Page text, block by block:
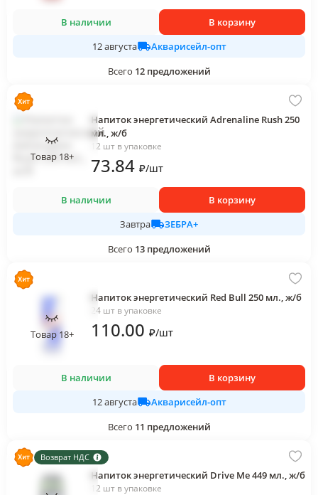
В наличии
В корзину
12 августа
Акварисейл-опт
Всего 12 предложений
Товар 18+
Напиток энергетический Adrenaline Rush 250
мл., ж/б
12 шт в упаковке
73.84 ₽/шт
В наличии
В корзину
Завтра
ЗЕБРА+
Всего 13 предложений
Товар 18+
Напиток энергетический Red Bull 250 мл., ж/б
24 шт в упаковке
110.00 ₽/шт
В наличии
В корзину
12 августа
Акварисейл-опт
Всего 11 предложений
Возврат НДС
Напиток энергетический Drive Me 449 мл., ж/б
12 шт в упаковке